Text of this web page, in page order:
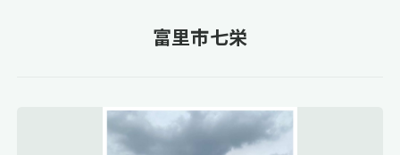
富里市七栄